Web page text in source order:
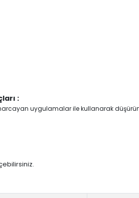
:
harcayan uygulamalar ile kullanarak